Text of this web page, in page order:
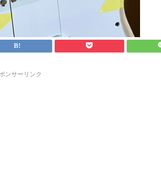
ンサーリンク